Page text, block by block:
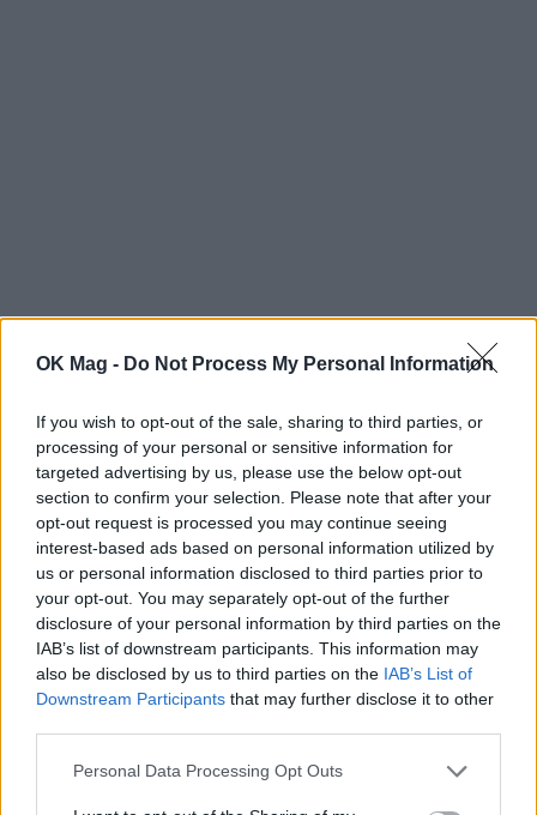
OK Mag - Do Not Process My Personal Information
If you wish to opt-out of the sale, sharing to third parties, or
processing of your personal or sensitive information for
targeted advertising by us, please use the below opt-out
section to confirm your selection. Please note that after your
opt-out request is processed you may continue seeing
interest-based ads based on personal information utilized by
us or personal information disclosed to third parties prior to
your opt-out. You may separately opt-out of the further
disclosure of your personal information by third parties on the
IAB’s list of downstream participants. This information may
also be disclosed by us to third parties on the IAB’s List of
Downstream Participants that may further disclose it to other
Personal Data Processing Opt Outs
ΣΧΕΤΙΚΑ ΑΡΘΡΑ